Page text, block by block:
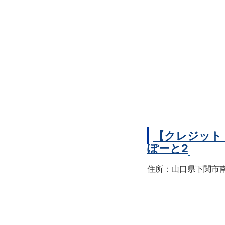
【クレジッ
ぽーと2
住所：山口県下関市